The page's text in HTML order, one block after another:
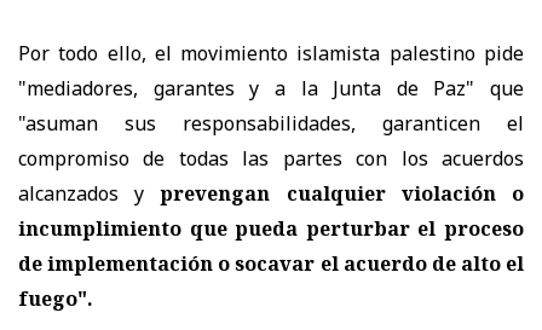
Por todo ello, el movimiento islamista palestino pide
"mediadores, garantes y a la Junta de Paz" que
"asuman sus responsabilidades, garanticen el
compromiso de todas las partes con los acuerdos
alcanzados yprevengan cualquier violación o
incumplimiento que pueda perturbar el proceso
de implementación o socavar el acuerdo de alto el
fuego".